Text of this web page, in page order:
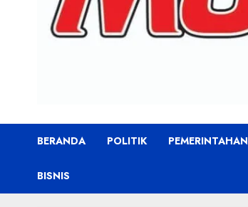
BERANDA POLITIK PEMERINTAHAN
BISNIS